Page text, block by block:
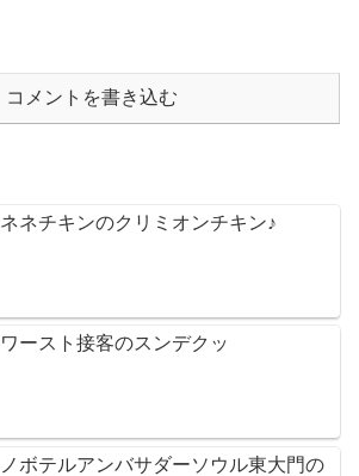
コメントを書き込む
ネネチキンのクリミオンチキン♪
ワースト接客のスンデクッ
ノボテルアンバサダーソウル東大門の